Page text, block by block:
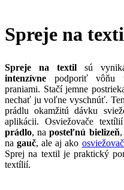
Spreje na
Spreje na textil sú
intenzívne podporiť vôňu
praniami. Stačí jemne
nechať ju voľne vyschnúť.
prádlu okamžitú dávku
aplikácii. Osviežovače
prádlo, naposteľnú bielizeň
nagauč, ale aj ako
Sprej na textil je praktický
textílií.